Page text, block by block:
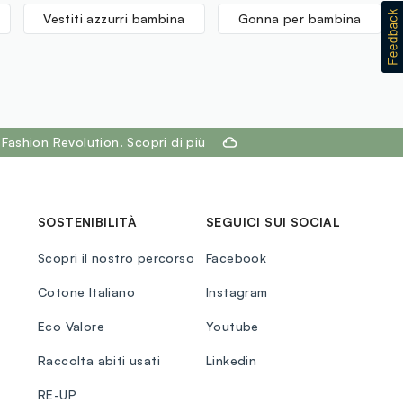
Vestiti azzurri bambina Gonna per bambina
Revolution. Scopri di più
SOSTENIBILITÀ
Scopri il nostro percorso
Cotone Italiano
Eco Valore
Raccolta abiti usati
RE-UP
SEGUICI SUI SOCIAL
Facebook
Instagram
Youtube
Linkedin